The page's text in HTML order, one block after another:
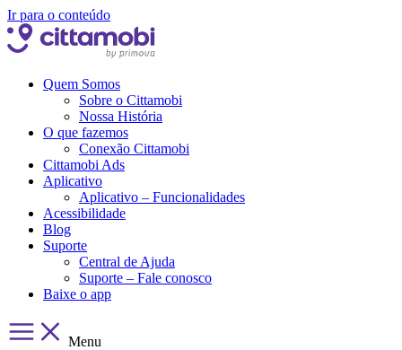
Ir para o conteúdo
Quem Somos
Sobre o Cittamobi
Nossa História
O que fazemos
Conexão Cittamobi
Cittamobi Ads
Aplicativo
Aplicativo – Funcionalidades
Acessibilidade
Blog
Suporte
Central de Ajuda
Suporte – Fale conosco
Baixe o app
Menu